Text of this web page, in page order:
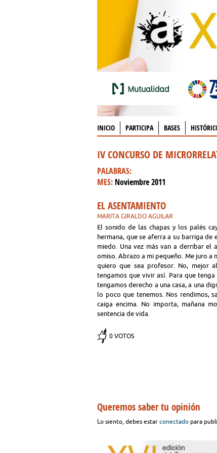
INICIO PARTICIPA BASES
IV CONCURSO DE
PALABRAS:
MES: Noviembre 2011
EL ASENTAMIENTO
MARITA GIRALDO AGUILAR
El sonido de las chapas y los palés
hermana, que se aferra a su barriga de
miedo. Una vez más van a derribar el
omiso. Abrazo a mi pequeño. Me juro a
quiero que sea profesor. No, mejor
tengamos que vivir así. Para que
tengamos derecho a una casa, a una
lo poco que tenemos. Nos rendimos,
caiga encima. No importa, mañana
sentencia de vida.
0 VOTOS
Queremos saber tu opinión
Lo siento, debes estar conectado para